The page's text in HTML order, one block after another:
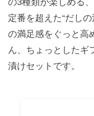
定番を超えた“だし
の満足感をぐっと高
ん、ちょっとしたギ
漬けセットです。